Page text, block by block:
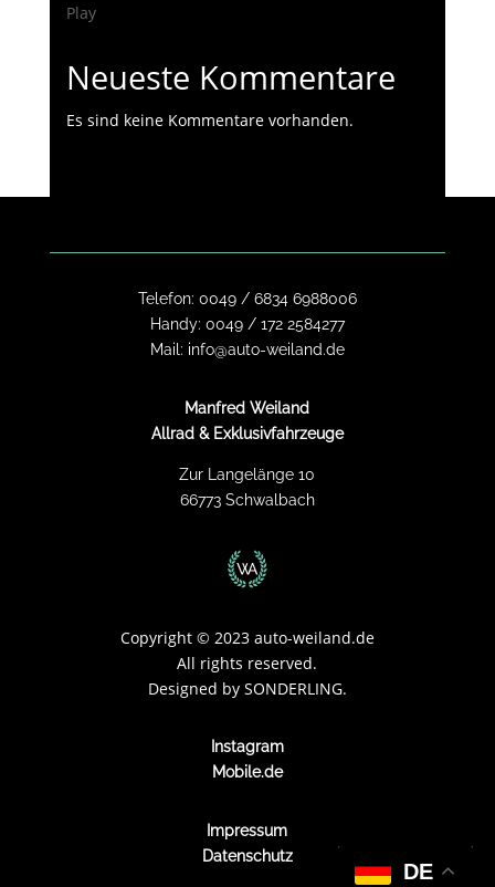
Play
Neueste Kommentare
Es sind keine Kommentare vorhanden.
Telefon: 0049 / 6834 6988006
Handy: 0049 / 172 2584277
Mail: info@auto-weiland.de
Manfred Weiland
Allrad & Exklusivfahrzeuge
Zur Langelänge 10
66773 Schwalbach
Copyright © 2023 auto-weiland.de
All rights reserved.
Designed by SONDERLING.
Instagram
Mobile.de
Impressum
Datenschutz
DE